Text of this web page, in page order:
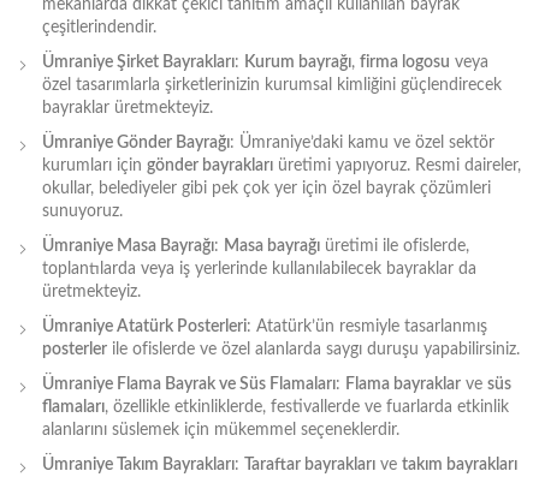
mekanlarda dikkat çekici tanıtım amaçlı kullanılan bayrak
çeşitlerindendir.
Ümraniye Şirket Bayrakları: Kurum bayrağı, firma logosu veya
özel tasarımlarla şirketlerinizin kurumsal kimliğini güçlendirecek
bayraklar üretmekteyiz.
Ümraniye Gönder Bayrağı: Ümraniye’daki kamu ve özel sektör
kurumları için gönder bayrakları üretimi yapıyoruz. Resmi daireler,
okullar, belediyeler gibi pek çok yer için özel bayrak çözümleri
sunuyoruz.
Ümraniye Masa Bayrağı: Masa bayrağı üretimi ile ofislerde,
toplantılarda veya iş yerlerinde kullanılabilecek bayraklar da
üretmekteyiz.
Ümraniye Atatürk Posterleri: Atatürk’ün resmiyle tasarlanmış
posterler ile ofislerde ve özel alanlarda saygı duruşu yapabilirsiniz.
Ümraniye Flama Bayrak ve Süs Flamaları: Flama bayraklar ve süs
flamaları, özellikle etkinliklerde, festivallerde ve fuarlarda etkinlik
alanlarını süslemek için mükemmel seçeneklerdir.
Ümraniye Takım Bayrakları: Taraftar bayrakları ve takım bayrakları